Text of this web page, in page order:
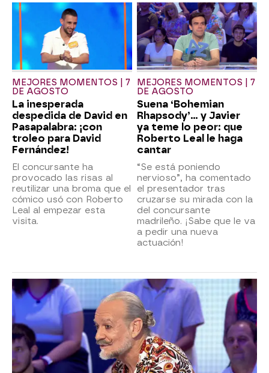
MEJORES MOMENTOS | 7
DE AGOSTO
La inesperada
despedida de David en
Pasapalabra: ¡con
troleo para David
Fernández!
El concursante ha
provocado las risas al
reutilizar una broma que el
cómico usó con Roberto
Leal al empezar esta
visita.
MEJORES MOMENTOS | 7
DE AGOSTO
Suena ‘Bohemian
Rhapsody’... y Javier
ya teme lo peor: que
Roberto Leal le haga
cantar
“Se está poniendo
nervioso”, ha comentado
el presentador tras
cruzarse su mirada con la
del concursante
madrileño. ¡Sabe que le va
a pedir una nueva
actuación!